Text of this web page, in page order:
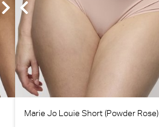
Marie Jo Louie Short (Powder Rose)